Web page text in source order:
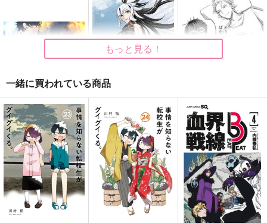
穿て君を
地平線にイデア
550円（税込）
ぐだ子
サンプル
あいと呼ぶのだ
地平線にイデア
787 円 （税込）
ぐだ男
サンプル
作品詳細
とりとめのないことば
かりおぼえている
KEIROKU
315円（税込）
白膠木簓×碧棺左馬刻×白膠木簓
サンプル
作品詳細
もっと見る！
一緒に買われている商品